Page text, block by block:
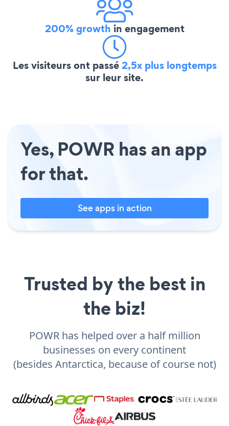
200% growth in engagement
Les visiteurs ont passé2,5x plus longtemps
sur leur site.
Yes, POWR has an app
for that.
See apps in action
Trusted by the best in
the biz!
POWR has helped over a half million
businesses on every continent
(besides Antarctica, because of course not)